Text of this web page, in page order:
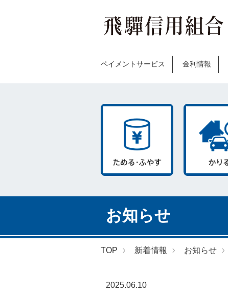
ペイメントサービス 金利情報
お知らせ
TOP 新着情報 お知らせ
2025.06.10